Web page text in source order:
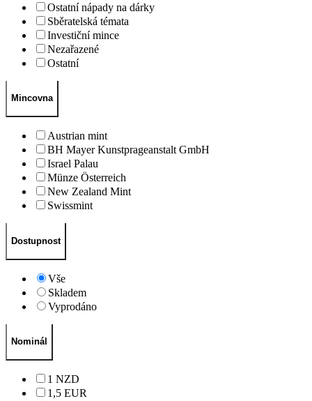
Ostatní nápady na dárky
Sběratelská témata
Investiční mince
Nezařazené
Ostatní
Mincovna
Austrian mint
BH Mayer Kunstprageanstalt GmbH
Israel Palau
Münze Österreich
New Zealand Mint
Swissmint
Dostupnost
Vše
Skladem
Vyprodáno
Nominál
1 NZD
1,5 EUR